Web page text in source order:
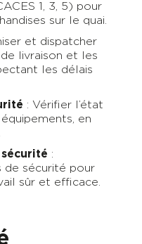
1, 3, 5) pour
sur le quai.
et dispatcher
livraison et les
les délais
: Vérifier l’état
en
:
de sécurité pour
sûr et efficace.